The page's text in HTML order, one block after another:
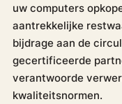
uw computers
aantrekkelijke
bijdrage aan de
gecertificeerde
verantwoorde
kwaliteitsnormen.